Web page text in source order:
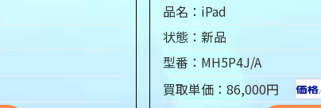
品名：iPad
状態：新品
型番：MH5P4J/A
買取単価：86,000円